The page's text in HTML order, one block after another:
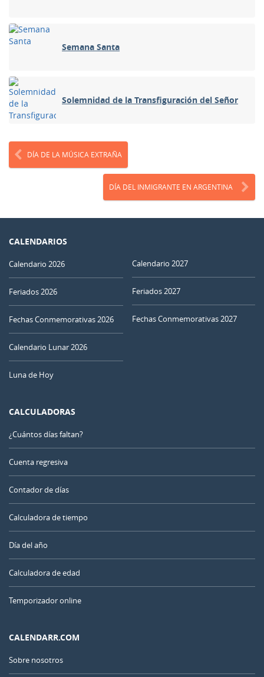
Semana Santa
Solemnidad de la Transfiguración del Señor
DÍA DE LA MÚSICA EXTRAÑA
DÍA DEL INMIGRANTE EN ARGENTINA
CALENDARIOS
Calendario 2026
Feriados 2026
Fechas Conmemorativas 2026
Calendario Lunar 2026
Luna de Hoy
Calendario 2027
Feriados 2027
Fechas Conmemorativas 2027
CALCULADORAS
¿Cuántos días faltan?
Cuenta regresiva
Contador de días
Calculadora de tiempo
Día del año
Calculadora de edad
Temporizador online
CALENDARR.COM
Sobre nosotros